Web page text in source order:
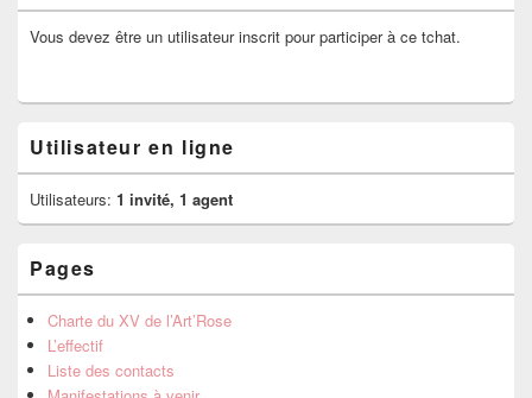
Vous devez être un utilisateur inscrit pour participer à ce tchat.
Utilisateur en ligne
Utilisateurs: 1 invité, 1 agent
Pages
Charte du XV de l’Art’Rose
L’effectif
Liste des contacts